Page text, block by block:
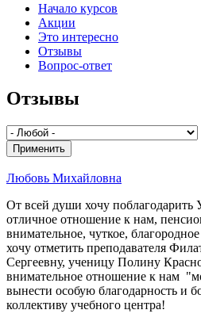
Начало курсов
Акции
Это интересно
Отзывы
Вопрос-ответ
Отзывы
Любовь Михайловна
От всей души хочу
отличное отношение к нам,
внимательное, чуткое,
хочу отметить преподавателя
Сергеевну, ученицу Полину
внимательное отношение к нам
вынести особую благодарность и
коллективу учебного центра!